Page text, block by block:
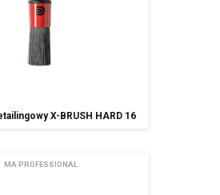
X-BRUSH HARD 16
MA PROFESSIONAL
moich danych osobowych zamieszczonych w
Sp. z o.o. z siedzibą w Sosnowcu (41-200) przy
na moje zapytanie. Zapoznałem/zapoznałam się z
dostępu do treści moich danych i możliwości ich
119 z 04.05.2016) informuję, iż:
danych osobowych jest AMTRA Sp. z o.o.